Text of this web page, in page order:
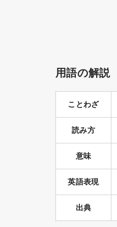
用語の解説
ことわざ
読み方
意味
英語表現
出典